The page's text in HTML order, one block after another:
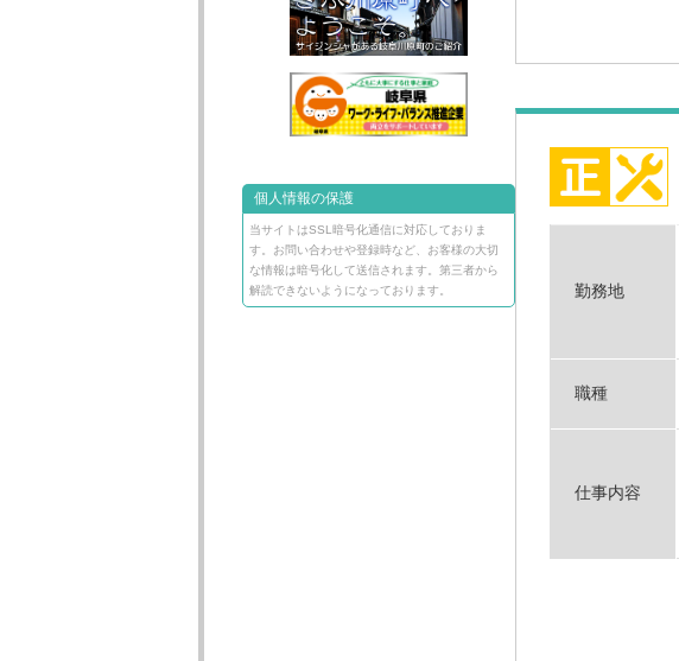
勤務地
職種
仕事内容
個人情報の保護
当サイトはSSL暗号化通信に対応しておりま
す。お問い合わせや登録時など、お客様の大切
な情報は暗号化して送信されます。第三者から
解読できないようになっております。